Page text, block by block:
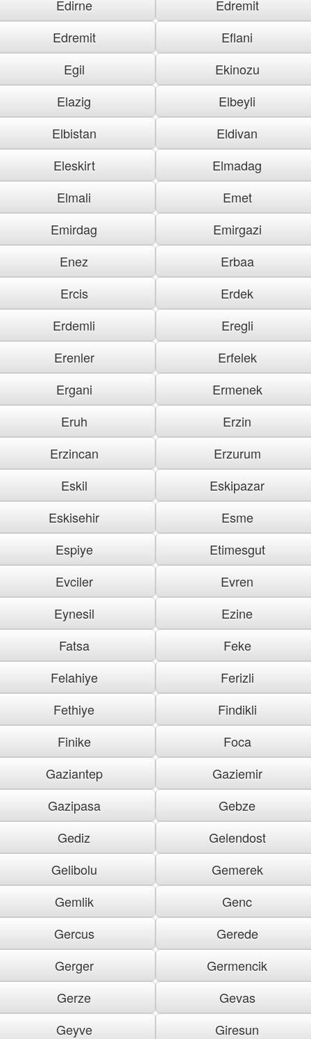
Edirne
Edremit
Edremit
Eflani
Egil
Ekinozu
Elazig
Elbeyli
Elbistan
Eldivan
Eleskirt
Elmadag
Elmali
Emet
Emirdag
Emirgazi
Enez
Erbaa
Ercis
Erdek
Erdemli
Eregli
Erenler
Erfelek
Ergani
Ermenek
Eruh
Erzin
Erzincan
Erzurum
Eskil
Eskipazar
Eskisehir
Esme
Espiye
Etimesgut
Evciler
Evren
Eynesil
Ezine
Fatsa
Feke
Felahiye
Ferizli
Fethiye
Findikli
Finike
Foca
Gaziantep
Gaziemir
Gazipasa
Gebze
Gediz
Gelendost
Gelibolu
Gemerek
Gemlik
Genc
Gercus
Gerede
Gerger
Germencik
Gerze
Gevas
Geyve
Giresun